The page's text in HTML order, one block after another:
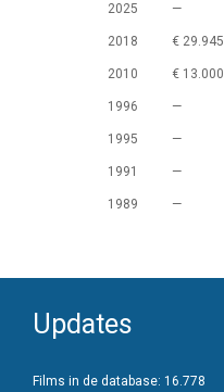
2025 —
2018 € 29.945
2010 € 13.000
1996 —
1995 —
1991 —
1989 —
Updates
Films in de database: 16.778